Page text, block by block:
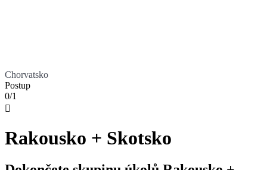
Chorvatsko
Postup
0/1

Rakousko + Skotsko